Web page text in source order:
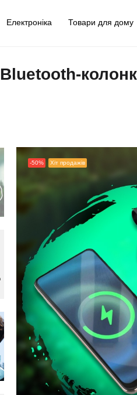
Електроніка Товари для дому
Bluetooth-
-50% Хіт продажів